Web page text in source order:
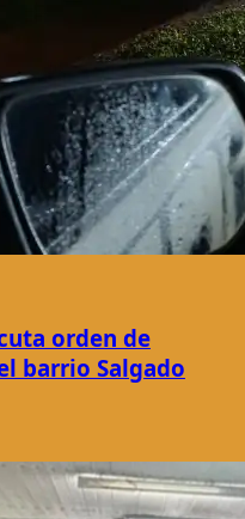
orden de
barrio Salgado